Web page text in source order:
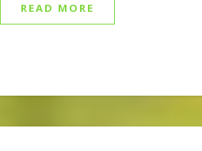
READ MORE